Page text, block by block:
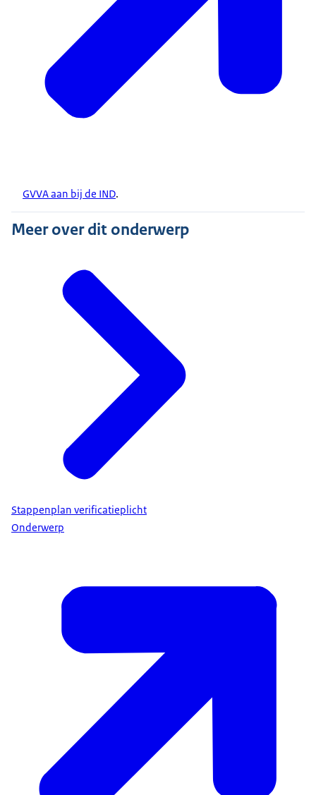
GVVA aan bij de IND.
Meer over dit onderwerp
Stappenplan verificatieplicht
Onderwerp